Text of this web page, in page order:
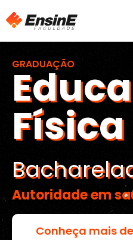
GRADUAÇÃO
Física
Autoridade em
Conheça mais